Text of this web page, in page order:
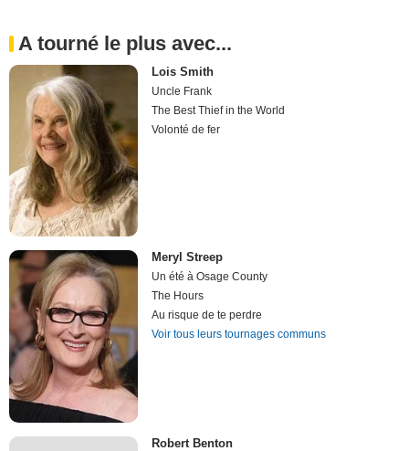
A tourné le plus avec...
Lois Smith
Uncle Frank
The Best Thief in the World
Volonté de fer
Meryl Streep
Un été à Osage County
The Hours
Au risque de te perdre
Voir tous leurs tournages communs
Robert Benton